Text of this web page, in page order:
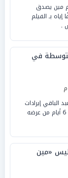
مين يصدق
بـ الفيلم
.
في
إيرادات
بلغت حوالي 771 ألف جنيه خلال أول 6 أيام من عرضه
«مين